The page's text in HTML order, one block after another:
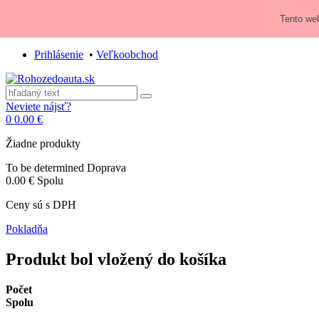
Prihlásenie • Veľkoobchod
Neviete nájsť?
0 0.00 €
Žiadne produkty
To be determined Doprava
0.00 € Spolu
Ceny sú s DPH
Pokladňa
Produkt bol vložený do košíka
Počet
Spolu
Tento